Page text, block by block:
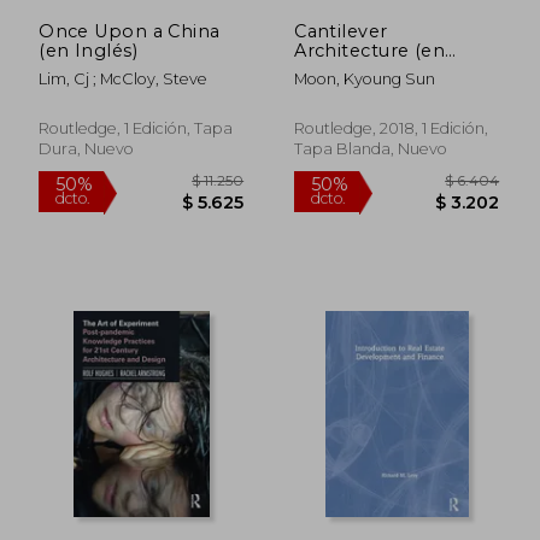
50%
dcto. $ 3.822
Once Upon a China
(en Inglés)
Lim, Cj ; McCloy, Steve
Routledge, 1 Edición, Tapa
Dura, Nuevo
Cantilever
Architecture (en
Inglés)
Moon, Kyoung Sun
Routledge, 2018, 1 Edición,
Tapa Blanda, Nuevo